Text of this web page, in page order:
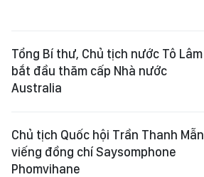
Tổng Bí thư, Chủ tịch nước Tô Lâm
bắt đầu thăm cấp Nhà nước
Australia
Chủ tịch Quốc hội Trần Thanh Mẫn
viếng đồng chí Saysomphone
Phomvihane